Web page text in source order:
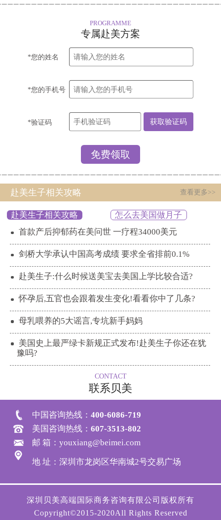
PROGRAMME
专属赴美方案
*您的姓名
*您的手机号
*验证码
赴美生子相关攻略 查看更多>>
赴美生子相关攻略
怎么去美国做月子
首款产后抑郁药在美问世 一疗程34000美元
剑桥大学承认中国高考成绩 要求全省排前0.1%
赴美生子:什么时候送美宝去美国上学比较合适?
怀孕后,五官也会跟着发生变化!看看你中了几条?
母乳喂养的5大谣言,专坑新手妈妈
美国史上最严绿卡新规正式发布!赴美生子你还在犹
豫吗?
CONTACT
联系贝美
中国咨询热线： 400-6086-719
美国咨询热线： 607-3513-802
邮 箱：youxiang@beimei.com
地 址：深圳市龙岗区华南城2号交易广场
深圳贝美高端国际商务咨询有限公司版权所有
Copyright©2015-2020All Rights Reserved